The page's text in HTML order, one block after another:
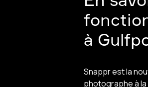
à
Snappr est la
photographe à